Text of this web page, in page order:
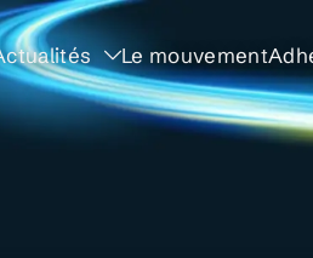
Le mouvement